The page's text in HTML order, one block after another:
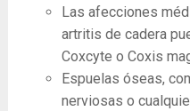
Las afecciones
artritis de cadera
Coxcyte o Coxis
Espuelas óseas,
nerviosas o